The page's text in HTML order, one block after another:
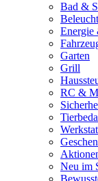
Bad &
Energie
Garten
Grill
RC &
Neu im